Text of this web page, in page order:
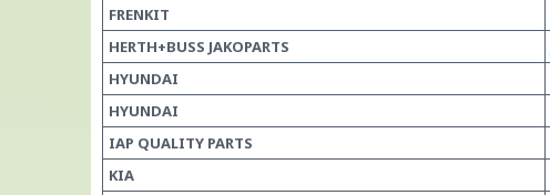
FRENKIT
HERTH+BUSS JAKOPARTS
HYUNDAI
HYUNDAI
IAP QUALITY PARTS
KIA